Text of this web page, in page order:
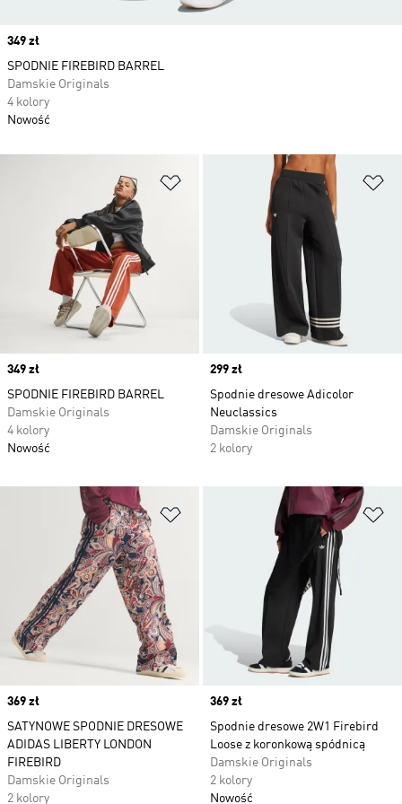
Dodaj do listy życzeń
Price
349 zł
SPODNIE FIREBIRD BARREL
Damskie Originals
4 kolory
Nowość
Price
299 zł
Spodnie dresowe Adicolor
Neuclassics
Damskie Originals
2 kolory
Dodaj do listy życzeń
Price
369 zł
SATYNOWE SPODNIE DRESOWE
ADIDAS LIBERTY LONDON
FIREBIRD
Damskie Originals
2 kolory
Price
369 zł
Spodnie dresowe 2W1 Firebird
Loose z koronkową spódnicą
Damskie Originals
2 kolory
Nowość
Price
349 zł
SPODNIE FIREBIRD BARREL
Damskie Originals
4 kolory
Nowość